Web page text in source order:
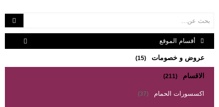
أقسام الموقع
عروض و خصومات (15)
الاقسام (211)
اكسسورات الحمام (37)